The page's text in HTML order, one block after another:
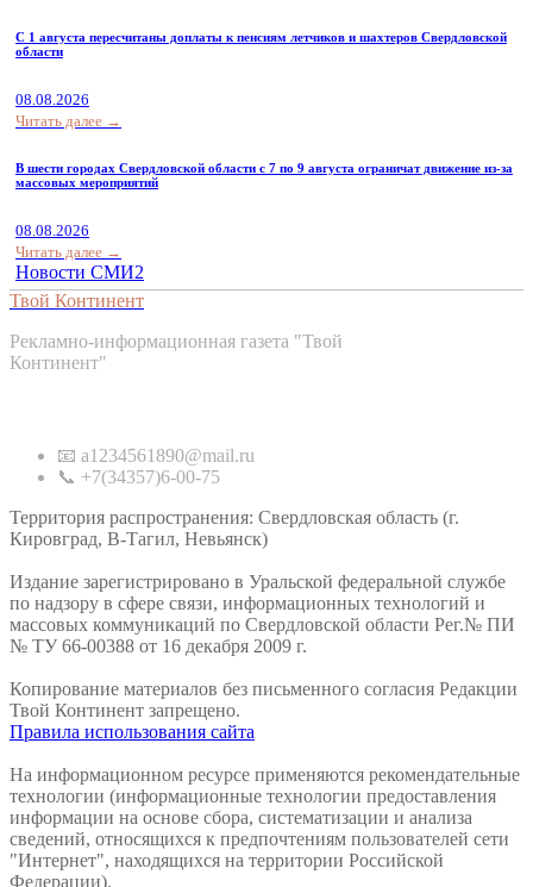
С 1 августа пересчитаны доплаты к пенсиям летчиков и шахтеров Свердловской
области
08.08.2026
Читать далее →
В шести городах Свердловской области с 7 по 9 августа ограничат движение из-за
массовых мероприятий
08.08.2026
Читать далее →
Новости СМИ2
Твой Континент
Рекламно-информационная газета "Твой
Континент"
📧 a1234561890@mail.ru
📞 +7(34357)6-00-75
Территория распространения: Свердловская область (г.
Кировград, В-Тагил, Невьянск)
Издание зарегистрировано в Уральской федеральной службе
по надзору в сфере связи, информационных технологий и
массовых коммуникаций по Свердловской области Рег.№ ПИ
№ ТУ 66-00388 от 16 декабря 2009 г.
Копирование материалов без письменного согласия Редакции
Твой Континент запрещено.
Правила использования сайта
На информационном ресурсе применяются рекомендательные
технологии (информационные технологии предоставления
информации на основе сбора, систематизации и анализа
сведений, относящихся к предпочтениям пользователей сети
"Интернет", находящихся на территории Российской
Федерации).